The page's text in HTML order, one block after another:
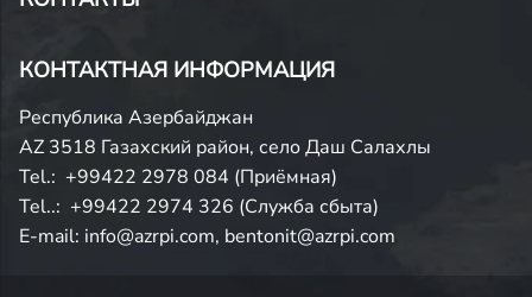
КОНТАКТНАЯ ИНФОРМАЦИЯ
Республика Азербайджан
AZ 3518 Газахский район, село Даш Салахлы
Tel.: +99422 2978 084 (Приёмная)
Tel..: +99422 2974 326 (Служба сбыта)
E-mail: info@azrpi.com, bentonit@azrpi.com